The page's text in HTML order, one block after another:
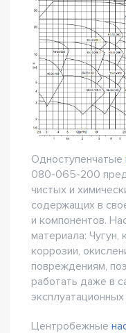
Одноступенчатые
080-065-200
чистых и
содержащих в
и компонентов.
материала:
коррозии,
повреждениям,
работать даже в
эксплуатационных
Центробежные